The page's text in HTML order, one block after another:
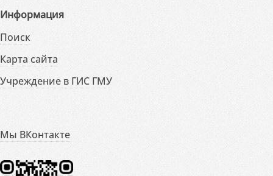
Информация
Поиск
Карта сайта
Учреждение в ГИС ГМУ
Мы ВКонтакте